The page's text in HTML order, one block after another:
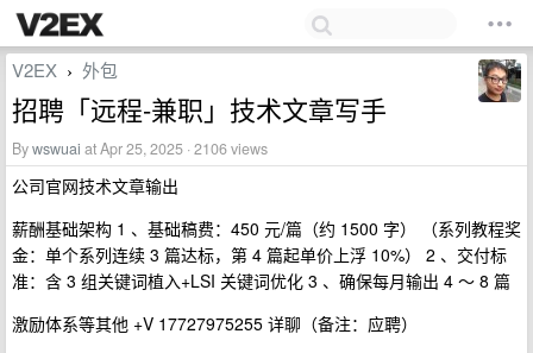
V2EX › 外包
招聘「远程-兼职」技术文章写手
Bywswuai at Apr 25, 2025 · 2106 views
公司官网技术文章输出
薪酬基础架构 1 、基础稿费：450 元/篇（约 1500 字） （系列教程奖
金：单个系列连续 3 篇达标，第 4 篇起单价上浮 10%） 2 、交付标
准：含 3 组关键词植入+LSI 关键词优化 3 、确保每月输出 4 ～ 8 篇
激励体系等其他 +V 17727975255 详聊（备注：应聘）